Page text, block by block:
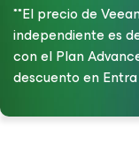
**El precio de
independiente es
con el Plan
descuento en Entra